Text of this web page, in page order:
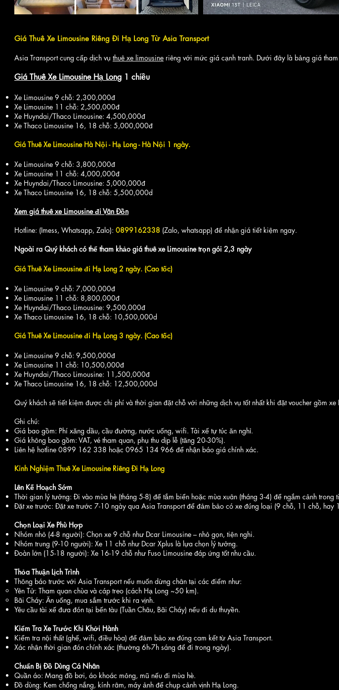
Giá Thuê Xe Limousine Riêng Đi Hạ Long Từ Asia Transport
Asia Transport cung cấp dịch vụ thuê xe limousine riêng với mức giá cạnh tranh. Dưới đây là bảng giá
Giá Thuê Xe Limousine Hạ Long 1 chiều
Xe Limousine 9 chỗ: 2,300,000đ
Xe Limousine 11 chỗ: 2,500,000đ
Xe Huyndai/Thaco Limousine: 4,500,000đ
Xe Thaco Limousine 16, 18 chỗ: 5,000,000đ
Giá Thuê Xe Limousine Hà Nội - Hạ Long - Hà Nội 1 ngày.
Xe Limousine 9 chỗ: 3,800,000đ
Xe Limousine 11 chỗ: 4,000,000đ
Xe Huyndai/Thaco Limousine: 5,000,000đ
Xe Thaco Limousine 16, 18 chỗ: 5,500,000d
Xem giá thuê xe Limousine đi Vân Đồn
Hotline: (Imess, Whatsapp, Zalo): 0899162338 (Zalo, whatsapp) để nhận giá tiết kiệm ngay.
Ngoài ra Quý khách có thể tham khảo giá thuê xe Limousine trọn gói 2,3 ngày
Giá Thuê Xe Limousine đi Hạ Long 2 ngày. (Cao tốc)
Xe Limousine 9 chỗ: 7,000,000đ
Xe Limousine 11 chỗ: 8,800,000đ
Xe Huyndai/Thaco Limousine: 9,500,000đ
Xe Thaco Limousine 16, 18 chỗ: 10,500,000d
Giá Thuê Xe Limousine đi Hạ Long 3 ngày. (Cao tốc)
Xe Limousine 9 chỗ: 9,500,000đ
Xe Limousine 11 chỗ: 10,500,000đ
Xe Huyndai/Thaco Limousine: 11,500,000đ
Xe Thaco Limousine 16, 18 chỗ: 12,500,000d
Quý khách sẽ tiết kiệm được chi phí và thời gian đặt chỗ với những dịch vụ tốt nhất khi đặt voucher gồm xe
Ghi chú:
Giá bao gồm: Phí xăng dầu, cầu đường, nước uống, wifi. Tài xế tự túc ăn nghỉ.
Giá không bao gồm: VAT, vé tham quan, phụ thu dịp lễ (tăng 20-30%).
Liên hệ hotline 0899 162 338 hoặc 0965 134 966 để nhận báo giá chính xác.
Kinh Nghiệm Thuê Xe Limousine Riêng Đi Hạ Long
Lên Kế Hoạch Sớm
Thời gian lý tưởng: Đi vào mùa hè (tháng 5-8) để tắm biển hoặc mùa xuân (tháng 3-4) để ngắm cảnh trong
Đặt xe trước: Đặt xe trước 7-10 ngày qua Asia Transport để đảm bảo có xe đúng loại (9 chỗ, 11 chỗ, hay
Chọn Loại Xe Phù Hợp
Nhóm nhỏ (4-8 người): Chọn xe 9 chỗ như Dcar Limousine – nhỏ gọn, tiện nghi.
Nhóm trung (9-10 người): Xe 11 chỗ như Dcar Xplus là lựa chọn lý tưởng.
Đoàn lớn (15-18 người): Xe 16-19 chỗ như Fuso Limousine đáp ứng tốt nhu cầu.
Thỏa Thuận Lịch Trình
Thông báo trước với Asia Transport nếu muốn dừng chân tại các điểm như:
Yên Tử: Tham quan chùa và cáp treo (cách Hạ Long ~50 km).
Bãi Cháy: Ăn uống, mua sắm trước khi ra vịnh.
Yêu cầu tài xế đưa đón tại bến tàu (Tuần Châu, Bãi Cháy) nếu đi du thuyền.
Kiểm Tra Xe Trước Khi Khởi Hành
Kiểm tra nội thất (ghế, wifi, điều hòa) để đảm bảo xe đúng cam kết từ Asia Transport.
Xác nhận thời gian đón chính xác (thường 6h-7h sáng để đi trong ngày).
Chuẩn Bị Đồ Dùng Cá Nhân
Quần áo: Mang đồ bơi, áo khoác mỏng, mũ nếu đi mùa hè.
Đồ dùng: Kem chống nắng, kính râm, máy ảnh để chụp cảnh vịnh Hạ Long.